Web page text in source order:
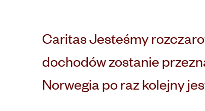
Caritas Jesteśmy
dochodów zostanie
Norwegia po raz kolejny